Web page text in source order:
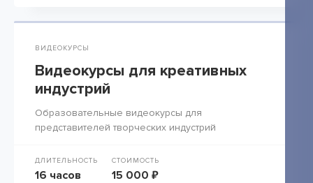
ВИДЕОКУРСЫ
Видеокурсы для креативных
индустрий
Образовательные видеокурсы для
представителей творческих индустрий
ДЛИТЕЛЬНОСТЬ
16 часов
СТОИМОСТЬ
15 000 ₽